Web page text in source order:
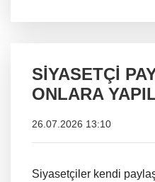
SİYASETÇİ
ONLARA
26.07.2026 13:10
Siyasetçiler kendi